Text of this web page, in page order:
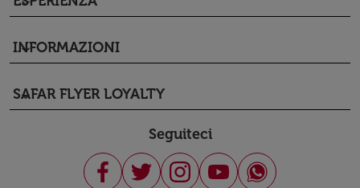
INFORMAZIONI
keyboard_arrow_down
SAFAR FLYER LOYALTY
keyboard_arrow_down
Seguiteci